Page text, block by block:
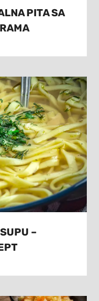
PITA SA
–